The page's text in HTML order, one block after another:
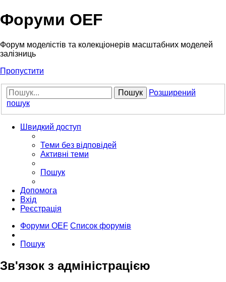
Форуми OEF
Форум моделістів та колекціонерів масштабних моделей
залізниць
Пропустити
Пошук
Розширений
пошук
Швидкий доступ
Теми без відповідей
Активні теми
Пошук
Допомога
Вхід
Реєстрація
Форуми OEF Список форумів
Пошук
Зв'язок з адміністрацією